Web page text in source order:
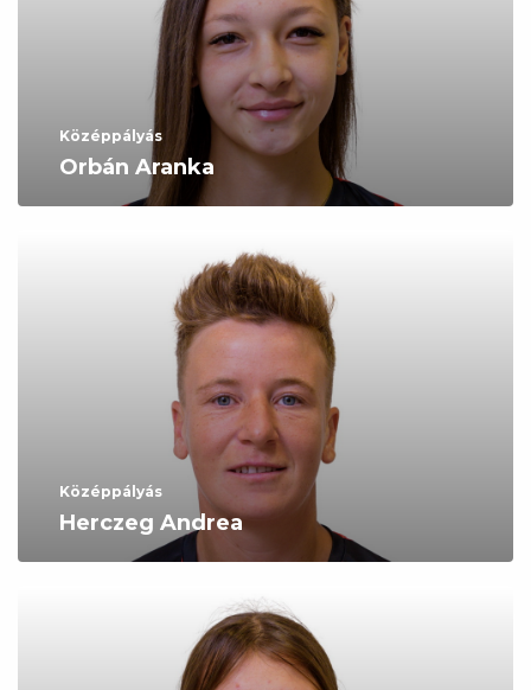
Középpályás
Orbán Aranka
Középpályás
Herczeg Andrea